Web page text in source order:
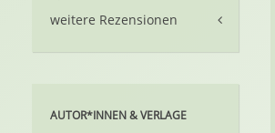
weitere Rezensionen
AUTOR*INNEN & VERLAGE